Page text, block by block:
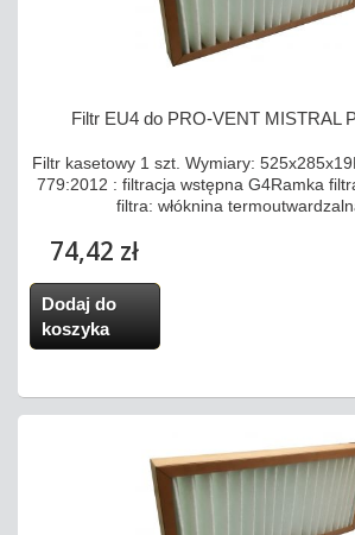
Filtr EU4 do PRO-VENT MISTRAL
Filtr kasetowy 1 szt. Wymiary:
779:2012 : filtracja wstępna G4Ramka
filtra: włóknina
74,42 zł
Dodaj do
koszyka